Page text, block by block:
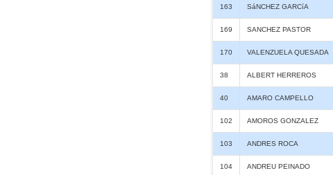
163 SáNCHEZ GARCíA
169 SANCHEZ PASTOR
170 VALENZUELA QUESADA
38 ALBERT HERREROS
40 AMARO CAMPELLO
102 AMOROS GONZALEZ
103 ANDRES ROCA
104 ANDREU PEINADO